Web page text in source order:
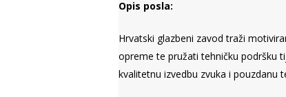
Opis posla:
Hrvatski glazbeni zavod traži
opreme te pružati tehničku podršku
kvalitetnu izvedbu zvuka i pouzdanu